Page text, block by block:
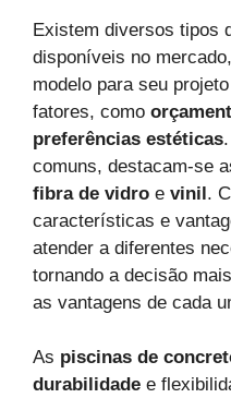
Existem diversos tipos
disponíveis no
modelo para seu
fatores, como
preferências estéticas
comuns, destacam-se
fibra de vidro e vinil.
características e
atender a diferentes
tornando a decisão
as vantagens de cada
As piscinas de
durabilidade e